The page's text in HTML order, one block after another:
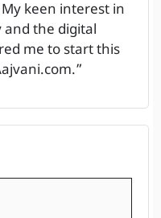
keen interest in
and the digital
me to start this